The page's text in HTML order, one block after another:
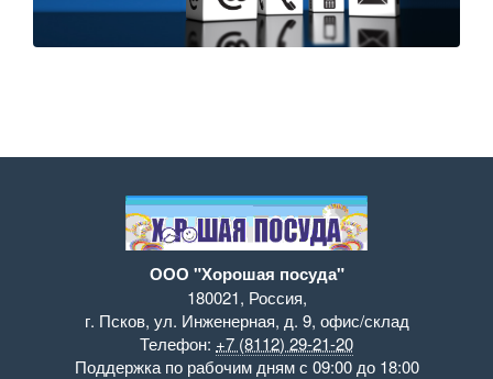
ООО "Хорошая посуда"
180021, Россия,
г. Псков, ул. Инженерная, д. 9, офис/склад
Телефон: +7 (8112) 29-21-20
Поддержка по рабочим дням с 09:00 до 18:00